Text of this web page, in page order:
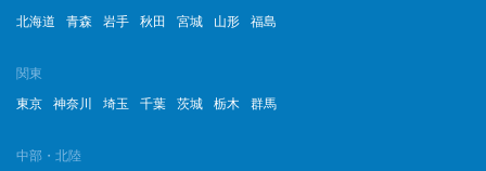
北海道
青森 岩手 秋田 宮城 山形 福島
関東
東京
神奈川 埼玉 千葉 茨城 栃木 群馬
中部・北陸